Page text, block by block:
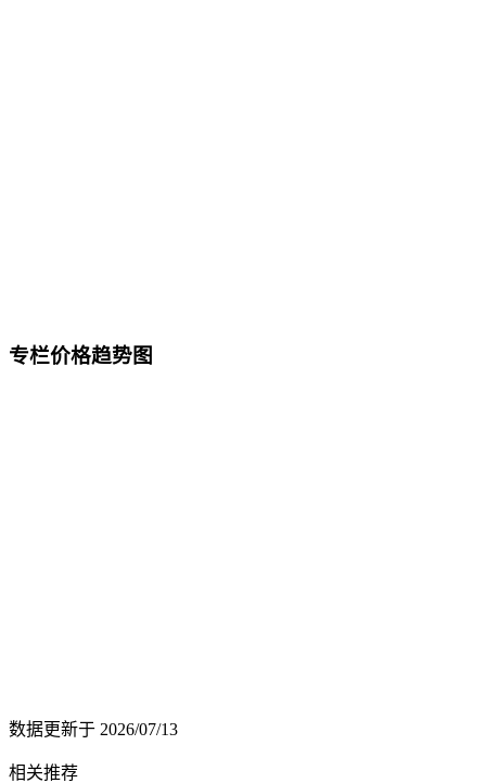
专栏价格趋势图
数据更新于 2026/07/13
相关推荐